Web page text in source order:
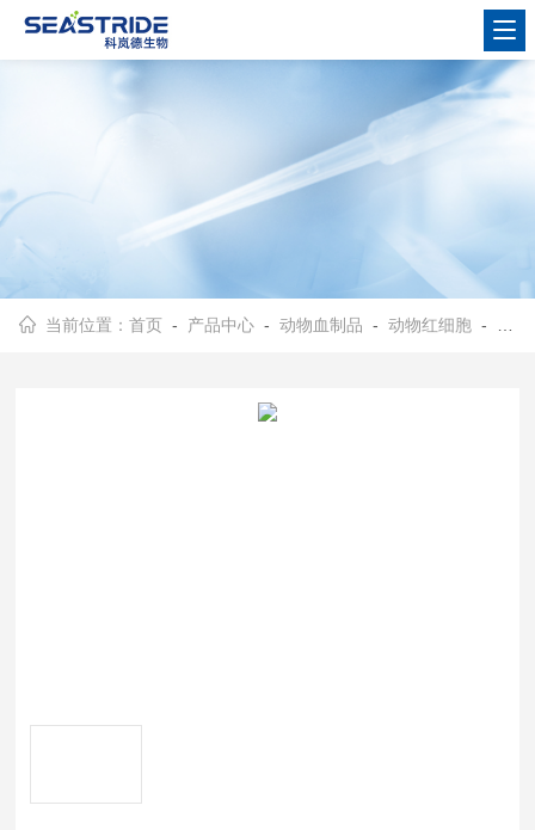
当前位置：首页 - 产品中心 -动物血制品 -动物红细胞 - 1%鸡红细胞(SPF)